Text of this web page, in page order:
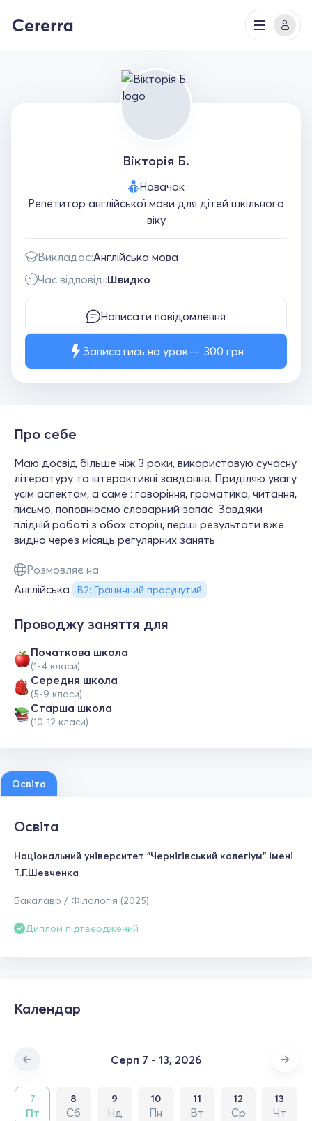
Вікторія Б.
Новачок
Репетитор англійської мови для дітей шкільного
віку
Викладає:Англійська мова
Час відповіді:Швидко
Написати повідомлення
Записатись на урок 300 грн
Про себе
Маю досвід більше ніж 3 роки, використовую сучасну
літературу та інтерактивні завдання. Приділяю увагу
усім аспектам, а саме : говоріння, граматика, читання,
письмо, поповнюємо словарний запас. Завдяки
плідній роботі з обох сторін, перші результати вже
видно через місяць регулярних занять
Розмовляє на:
Англійська
B2: Граничний просунутий
Проводжу заняття для
Початкова школа
(1-4 класи)
Середня школа
(5-9 класи)
Старша школа
(10-12 класи)
Освіта
Освіта
Національний університет "Чернігівський колегіум" імені
Т.Г.Шевченка
Бакалавр / Філологія (2025)
Диплом підтверджений
Календар
Серп 7 - 13, 2026
7
Пт
8
Сб
9
Нд
10
Пн
11
Вт
12
Ср
13
Чт